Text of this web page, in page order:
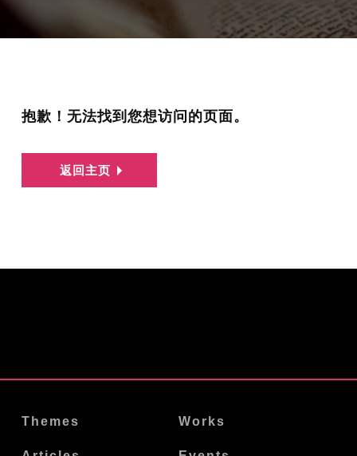
抱歉！无法找到您想访问的页面。
返回主页
Themes Works